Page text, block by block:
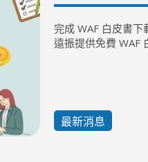
完成 WAF 白皮書
遠振提供免費 WAF
最新消息